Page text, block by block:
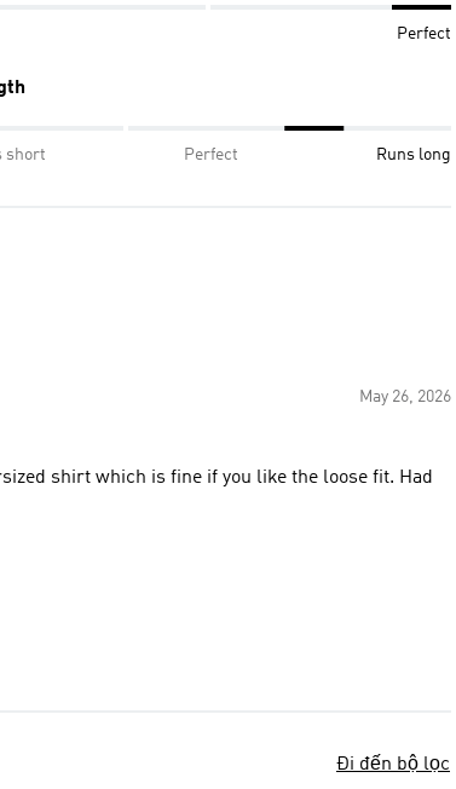
Perfect
short Perfect Runs long
May 26, 2026
shirt which is fine if you like the loose fit. Had
Đi đến bộ lọc